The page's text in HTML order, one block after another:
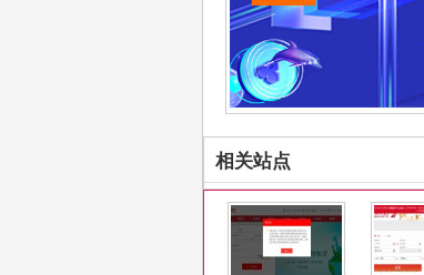
相关站点